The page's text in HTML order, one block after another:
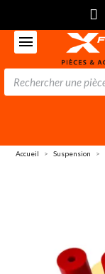
Accueil Suspension